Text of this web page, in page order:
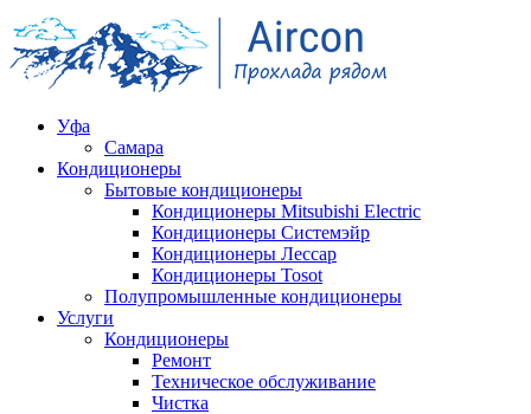
Уфа
Самара
Кондиционеры
Бытовые кондиционеры
Кондиционеры Mitsubishi Electric
Кондиционеры Системэйр
Кондиционеры Лессар
Кондиционеры Tosot
Полупромышленные кондиционеры
Услуги
Кондиционеры
Ремонт
Техническое обслуживание
Чистка